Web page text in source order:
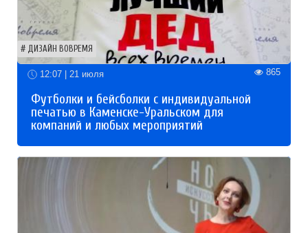
ДИЗАЙН ВОВРЕМЯ
12:07 | 21 июля 865
Футболки и бейсболки с индивидуальной
печатью в Каменске-Уральском для
компаний и любых мероприятий